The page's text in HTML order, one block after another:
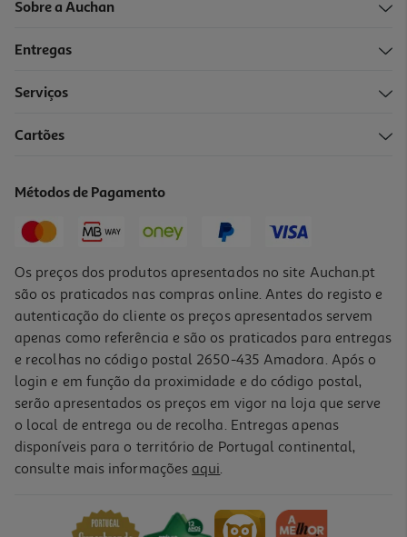
Sobre a Auchan
Entregas
Serviços
Cartões
Métodos de Pagamento
Os preços dos produtos apresentados no site Auchan.pt
são os praticados nas compras online. Antes do registo e
autenticação do cliente os preços apresentados servem
apenas como referência e são os praticados para entregas
e recolhas no código postal 2650-435 Amadora. Após o
login e em função da proximidade e do código postal,
serão apresentados os preços em vigor na loja que serve
o local de entrega ou de recolha. Entregas apenas
disponíveis para o território de Portugal continental,
consulte mais informações aqui.